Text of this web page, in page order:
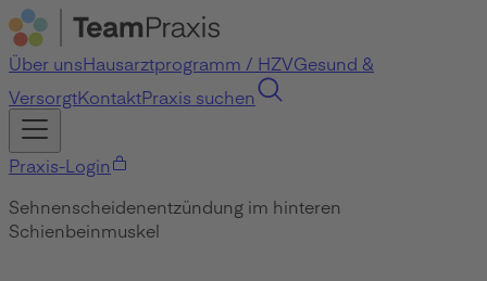
Über unsHausarztprogramm / HZVGesund &
VersorgtKontaktPraxis suchen
Praxis-Login
Sehnenscheidenentzündung im hinteren
Schienbeinmuskel